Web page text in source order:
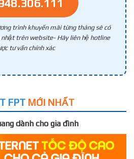
trình khuyến mãi từng tháng sẽ có
nhật trên website- Hãy liên hệ hotline
tư vấn chính xác
FPT MỚI NHẤT
dành cho gia đình